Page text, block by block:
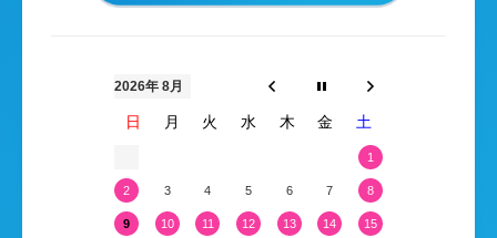
2026年 8月
日 月 火 水 木 金 土
1
2 3 4 5 6 7 8
9 10 11 12 13 14 15